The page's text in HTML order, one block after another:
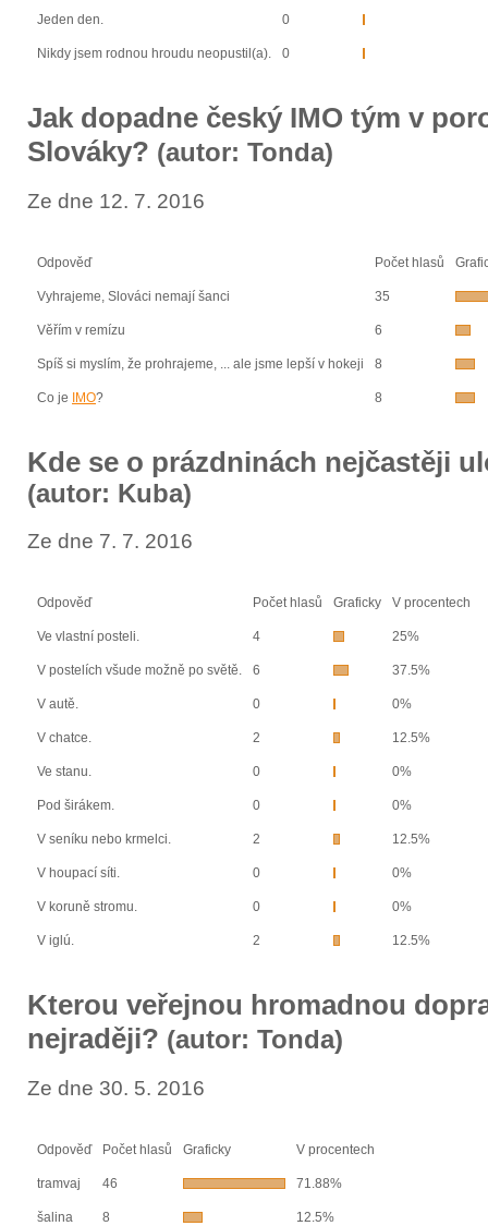
Jeden den. 0
Nikdy jsem rodnou hroudu neopustil(a). 0
Jak dopadne český IMO tým v
Slováky? (autor: Tonda)
Ze dne 12. 7. 2016
Odpověď Počet hlasů
Vyhrajeme, Slováci nemají šanci 35
Věřím v remízu 6
Spíš si myslím, že prohrajeme, ... ale jsme lepší v hokeji 8
Co je IMO? 8
Kde se o prázdninách nejčastěji
(autor: Kuba)
Ze dne 7. 7. 2016
Odpověď Počet hlasů Graficky V procentech
Ve vlastní posteli. 4 25%
V postelích všude možně po světě. 6 37.5%
V autě. 0 0%
V chatce. 2 12.5%
Ve stanu. 0 0%
Pod širákem. 0 0%
V seníku nebo krmelci. 2 12.5%
V houpací síti. 0 0%
V koruně stromu. 0 0%
V iglú. 2 12.5%
Kterou veřejnou hromadnou
nejraději? (autor: Tonda)
Ze dne 30. 5. 2016
Odpověď Počet hlasů Graficky V procentech
tramvaj 46 71.88%
šalina 8 12.5%